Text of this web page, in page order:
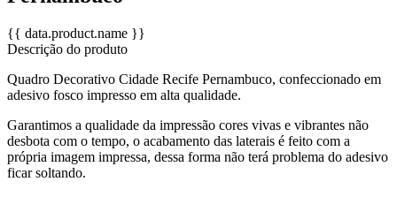
{{ data.product.name }}
Descrição do produto
Quadro Decorativo Cidade Recife Pernambuco, confeccionado em
adesivo fosco impresso em alta qualidade.
Garantimos a qualidade da impressão cores vivas e vibrantes não
desbota com o tempo, o acabamento das laterais é feito com a
própria imagem impressa, dessa forma não terá problema do adesivo
ficar soltando.